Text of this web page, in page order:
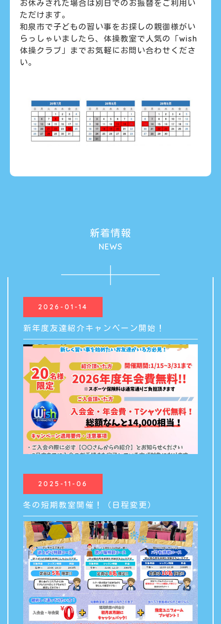
お休みされた場合は別日でのお振替をご利用い
ただけます。
和泉市で子どもの習い事をお探しの親御様がい
らっしゃいましたら、体操教室で人気の「wish
体操クラブ」までお気軽にお問い合わせくださ
い。
新着情報
NEWS
2026-01-14
新年度友達紹介キャンペーン開始！
2025-11-06
冬の短期教室開催！（日程変更）